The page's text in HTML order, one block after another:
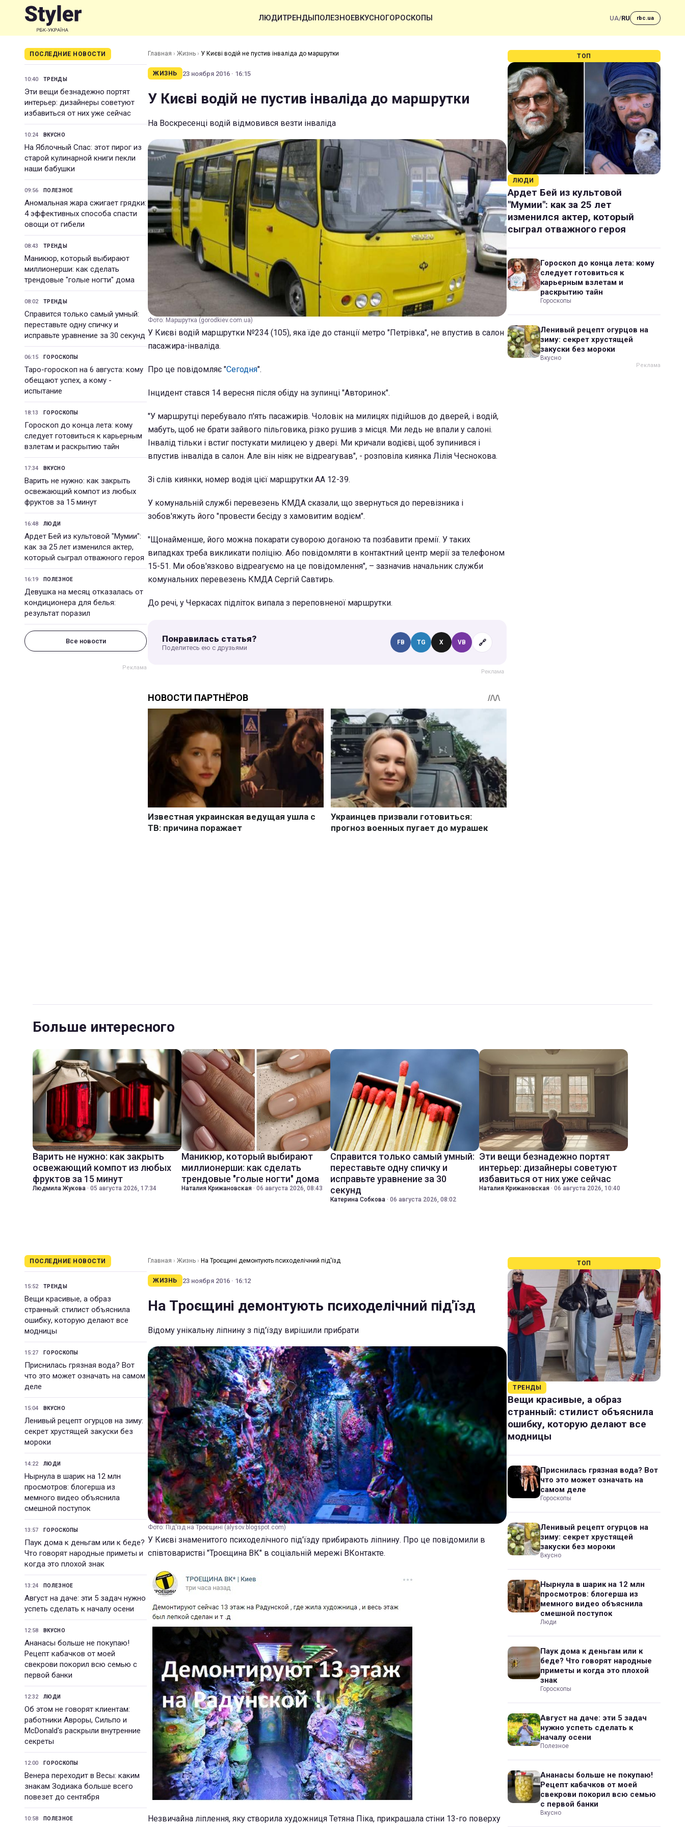
ЛЮДИТРЕНДЫПОЛЕЗНОЕВКУСНОГОРОСКОПЫ UA/RU rbc.ua
ПОСЛЕДНИЕ НОВОСТИ
10:40 ТРЕНДЫ
Эти вещи безнадежно портят
интерьер: дизайнеры советуют
избавиться от них уже сейчас
10:24 ВКУСНО
На Яблочный Спас: этот пирог из
старой кулинарной книги пекли
наши бабушки
09:56 ПОЛЕЗНОЕ
Аномальная жара сжигает грядки:
4 эффективных способа спасти
овощи от гибели
08:43 ТРЕНДЫ
Маникюр, который выбирают
миллионерши: как сделать
трендовые "голые ногти" дома
08:02 ТРЕНДЫ
Справится только самый умный:
переставьте одну спичку и
исправьте уравнение за 30 секунд
06:15 ГОРОСКОПЫ
Таро-гороскоп на 6 августа: кому
обещают успех, а кому -
испытание
18:13 ГОРОСКОПЫ
Гороскоп до конца лета: кому
следует готовиться к карьерным
взлетам и раскрытию тайн
17:34 ВКУСНО
Варить не нужно: как закрыть
освежающий компот из любых
фруктов за 15 минут
16:48 ЛЮДИ
Ардет Бей из культовой "Мумии":
как за 25 лет изменился актер,
который сыграл отважного героя
16:19 ПОЛЕЗНОЕ
Девушка на месяц отказалась от
кондиционера для белья:
результат поразил
Все новости
Главная › Жизнь › У Києві водій не пустив інваліда до маршрутки
ЖИЗНЬ 23 ноября 2016 · 16:15
У Києві водій не пустив інваліда до маршрутки
На Воскресенці водій відмовився везти інваліда
Фото: Маршрутка (gorodkiev.com.ua)
У Києві водій маршрутки №234 (105), яка їде до станції метро "Петрівка", не впустив в салон
пасажира-інваліда.
Про це повідомляє "Сегодня".
Інцидент стався 14 вересня після обіду на зупинці "Авторинок".
"У маршрутці перебувало п'ять пасажирів. Чоловік на милицях підійшов до дверей, і водій,
мабуть, щоб не брати зайвого пільговика, різко рушив з місця. Ми ледь не впали у салоні.
Інвалід тільки і встиг постукати милицею у двері. Ми кричали водієві, щоб зупинився і
впустив інваліда в салон. Але він ніяк не відреагував", - розповіла киянка Лілія Чеснокова.
Зі слів киянки, номер водія цієї маршрутки АА 12-39.
У комунальній службі перевезень КМДА сказали, що звернуться до перевізника і
зобов'яжуть його "провести бесіду з хамовитим водієм".
"Щонайменше, його можна покарати суворою доганою та позбавити премії. У таких
випадках треба викликати поліцію. Або повідомляти в контактний центр мерії за телефоном
15-51. Ми обов'язково відреагуємо на це повідомлення", – зазначив начальник служби
комунальних перевезень КМДА Сергій Савтирь.
До речі, у Черкасах підліток випала з переповненої маршрутки.
Понравилась статья?
Поделитесь ею с друзьями
FB TG X VB 🔗
ТОП
ЛЮДИ
Ардет Бей из культовой
"Мумии": как за 25 лет
изменился актер, который
сыграл отважного героя
Гороскоп до конца лета: кому
следует готовиться к
карьерным взлетам и
раскрытию тайн
Гороскопы
Ленивый рецепт огурцов на
зиму: секрет хрустящей
закуски без мороки
Вкусно
Больше интересного
Варить не нужно: как закрыть
освежающий компот из любых
фруктов за 15 минут
Людмила Жукова · 05 августа 2026, 17:34
Маникюр, который выбирают
миллионерши: как сделать
трендовые "голые ногти" дома
Наталия Крижановская · 06 августа 2026, 08:43
Справится только самый умный:
переставьте одну спичку и
исправьте уравнение за 30
секунд
Катерина Собкова · 06 августа 2026, 08:02
Эти вещи безнадежно портят
интерьер: дизайнеры советуют
избавиться от них уже сейчас
Наталия Крижановская · 06 августа 2026, 10:40
ПОСЛЕДНИЕ НОВОСТИ
15:52 ТРЕНДЫ
Вещи красивые, а образ
странный: стилист объяснила
ошибку, которую делают все
модницы
15:27 ГОРОСКОПЫ
Приснилась грязная вода? Вот
что это может означать на самом
деле
15:04 ВКУСНО
Ленивый рецепт огурцов на зиму:
секрет хрустящей закуски без
мороки
14:22 ЛЮДИ
Нырнула в шарик на 12 млн
просмотров: блогерша из
мемного видео объяснила
смешной поступок
13:57 ГОРОСКОПЫ
Паук дома к деньгам или к беде?
Что говорят народные приметы и
когда это плохой знак
13:24 ПОЛЕЗНОЕ
Август на даче: эти 5 задач нужно
успеть сделать к началу осени
12:58 ВКУСНО
Ананасы больше не покупаю!
Рецепт кабачков от моей
свекрови покорил всю семью с
первой банки
12:32 ЛЮДИ
Об этом не говорят клиентам:
работники Авроры, Сильпо и
McDonald's раскрыли внутренние
секреты
12:00 ГОРОСКОПЫ
Венера переходит в Весы: каким
знакам Зодиака больше всего
повезет до сентября
10:58 ПОЛЕЗНОЕ
Главная › Жизнь › На Троєщині демонтують психоделічний під'їзд
ЖИЗНЬ 23 ноября 2016 · 16:12
На Троєщині демонтують психоделічний під'їзд
Відому унікальну ліпнину з під'їзду вирішили прибрати
Фото: Під'їзд на Троєщині (alysov.blogspot.com)
У Києві знаменитого психоделічного під'їзду прибирають ліпнину. Про це повідомили в
співтоваристві "Троєщина ВК" в соціальній мережі ВКонтакте.
Незвичайна ліплення, яку створила художниця Тетяна Піка, прикрашала стіни 13-го поверху
ТОП
ТРЕНДЫ
Вещи красивые, а образ
странный: стилист объяснила
ошибку, которую делают все
модницы
Приснилась грязная вода? Вот
что это может означать на
самом деле
Гороскопы
Ленивый рецепт огурцов на
зиму: секрет хрустящей
закуски без мороки
Вкусно
Нырнула в шарик на 12 млн
просмотров: блогерша из
мемного видео объяснила
смешной поступок
Люди
Паук дома к деньгам или к
беде? Что говорят народные
приметы и когда это плохой
знак
Гороскопы
Август на даче: эти 5 задач
нужно успеть сделать к
началу осени
Полезное
Ананасы больше не покупаю!
Рецепт кабачков от моей
свекрови покорил всю семью
с первой банки
Вкусно